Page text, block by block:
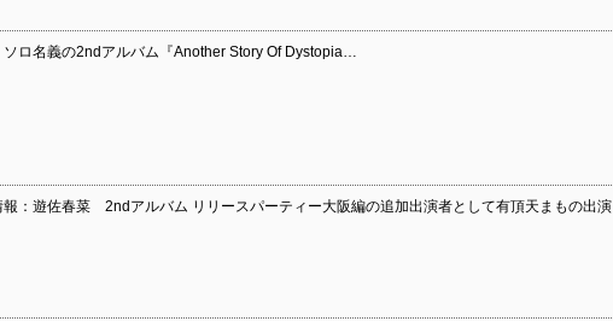
ロ名義の2ndアルバム『Another Story Of Dystopia…
報：遊佐春菜 2ndアルバム リリースパーティー大阪編の追加出演者として有頂天まもの出演